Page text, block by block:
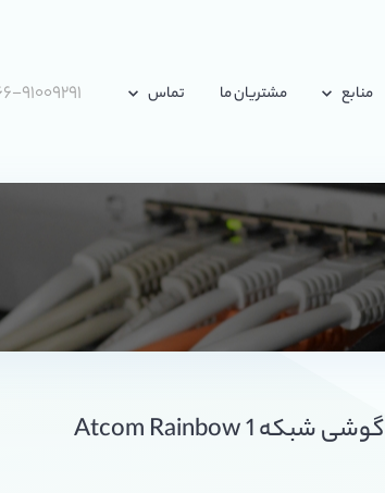
منابع مشتریان ما تماس ۰۲۱-
گوشی شبکه Atcom Rainbow 1